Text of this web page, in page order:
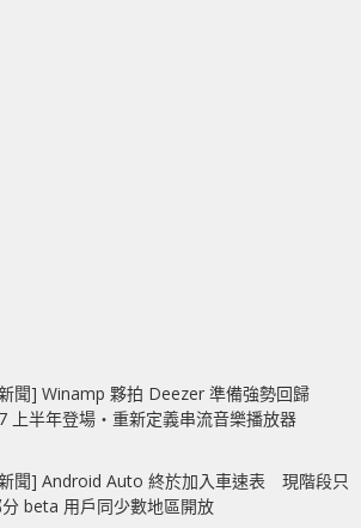
聞] Winamp 夥拍 Deezer 準備強勢回歸
上半年登場‧重新定義串流音樂播放器
聞] Android Auto 終於加入車速表 現階段只
beta 用戶同少數地區開放